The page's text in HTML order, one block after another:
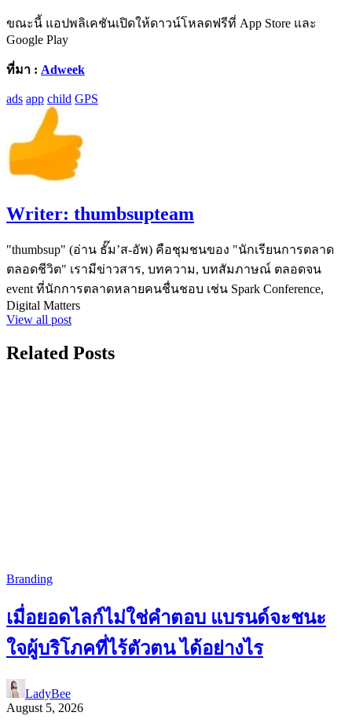
ขณะนี้ แอปพลิเคชันเปิดให้ดาวน์โหลดฟรีที่ App Store และ
Google Play
ที่มา : Adweek
ads app child GPS
Writer: thumbsupteam
"thumbsup" (อ่าน ธั๊ม’ส-อัพ) คือชุมชนของ "นักเรียนการตลาด
ตลอดชีวิต" เรามีข่าวสาร, บทความ, บทสัมภาษณ์ ตลอดจน
event ที่นักการตลาดหลายคนชื่นชอบ เช่น Spark Conference,
Digital Matters
View all post
Related Posts
Branding
เมื่อยอดไลก์ไม่ใช่คำตอบ แบรนด์จะชนะ
ใจผู้บริโภคที่ไร้ตัวตน ได้อย่างไร
LadyBee
August 5, 2026